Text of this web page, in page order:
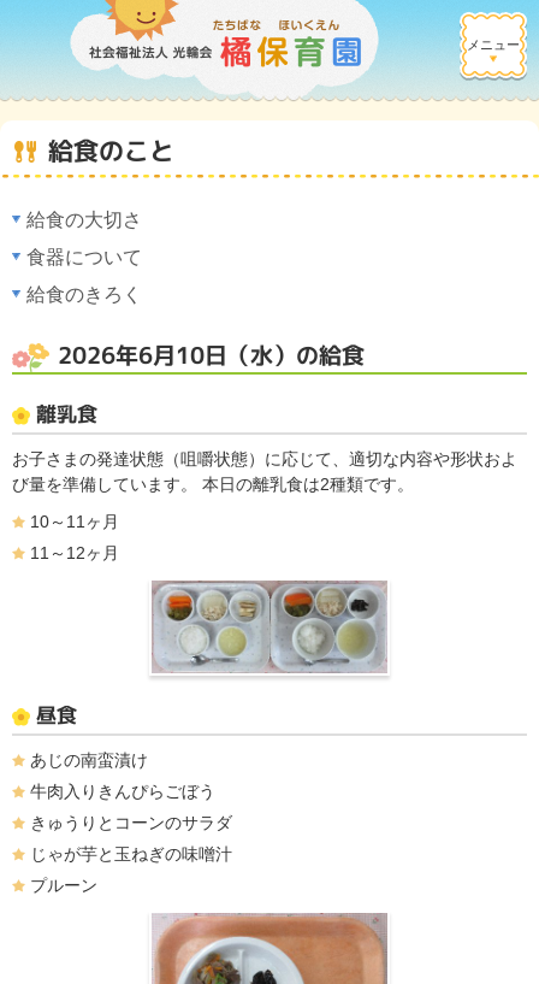
メニュー
給食のこと
給食の大切さ
食器について
給食のきろく
2026年6月10日（水）の給食
離乳食
お子さまの発達状態（咀嚼状態）に応じて、適切な内容や形状およ
び量を準備しています。 本日の離乳食は2種類です。
10～11ヶ月
11～12ヶ月
昼食
あじの南蛮漬け
牛肉入りきんぴらごぼう
きゅうりとコーンのサラダ
じゃが芋と玉ねぎの味噌汁
プルーン